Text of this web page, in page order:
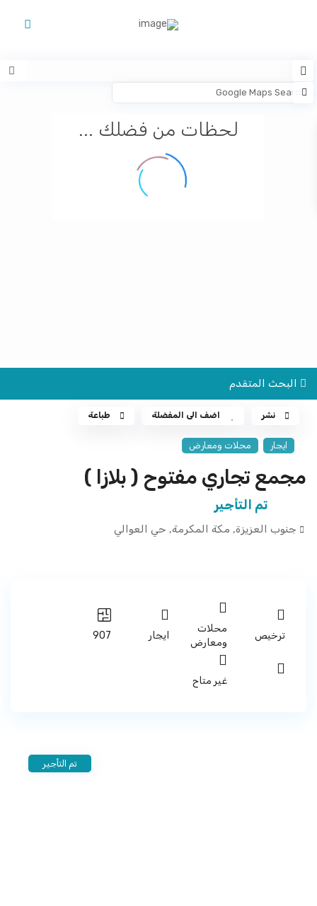
لحظات من فضلك ...
البحث المتقدم
ايجار محلات ومعارض
مجمع تجاري مفتوح ( بلازا )
تم التأجير
جنوب العزيزة, مكة المكرمة, حي العوالي
نشر اضف الى المفضلة طباعة
ترخيص
محلات
ومعارض
ايجار 907
غير متاح
تم التأجير